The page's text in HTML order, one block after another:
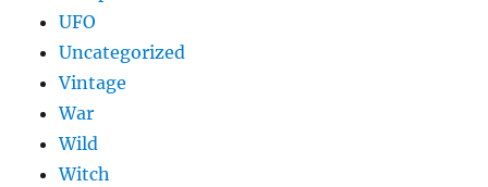
UFO
Uncategorized
Vintage
War
Wild
Witch